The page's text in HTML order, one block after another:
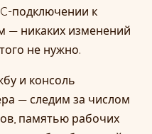
подключении к
— никаких изменений
не нужно.
и консоль
— следим за числом
памятью рабочих